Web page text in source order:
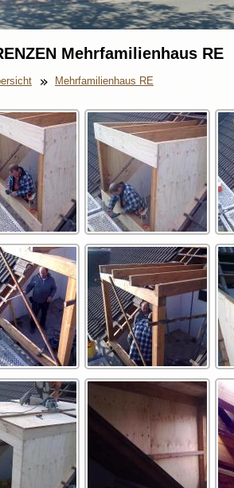
Mehrfamilienhaus RE
Mehrfamilienhaus RE